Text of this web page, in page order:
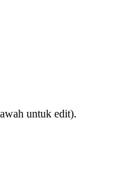
untuk edit).